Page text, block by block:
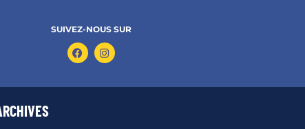
SUIVEZ-NOUS SUR